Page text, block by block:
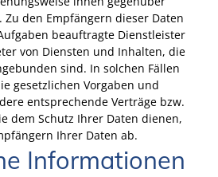
den Empfängern dieser Daten
beauftragte Dienstleister
von Diensten und Inhalten, die
sind. In solchen Fällen
gesetzlichen Vorgaben und
entsprechende Verträge bzw.
dem Schutz Ihrer Daten dienen,
Ihrer Daten ab.
Informationen